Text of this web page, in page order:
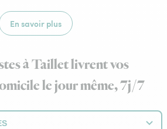
En savoir plus
à Taillet livrent vos
le jour même, 7j/7